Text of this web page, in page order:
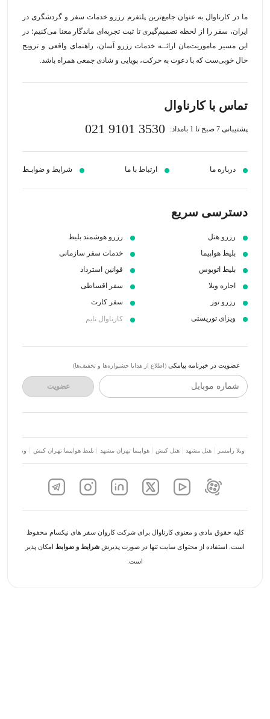
ما در کارناوال به عنوان جامع‌ترین پلتفرم رزرو خدمات سفر و گردشگری در
ایران، سفر را از لحظه‌ تصمیم‌گیری تا ثبت تجربه‌ای ماندگار معنا می‌کنیم؛ در
این مسیر‍ ماموریت‌مان اراﺋــﻪ خدمات رزرو آسان، راهنمای واقعی و ترویج
حال خوبی‌ست که با دعوت به حرکت، پویایی و شادی جمعی همراه باشد.
تماس با کارناوال
پشتیبانی 7 صبح تا 1 بامداد: 021 9101 3530
درباره ما ارتباط با ما شرایط و ضوابـط
دسترسی سریع
رزرو هتل
بلیط هواپیما
بلیط اتوبوس
اجاره ویلا
رزرو تور
ویزای توریستی
رزرو هوشمند بلیط
خدمات سفر سازمانی
قوانین استرداد
سفر اقساطی
سفر کارت
کارناوال تایم
عضویت در خبرنامه پیامکی (اطلاع از هدایا جشنواره‌ها و تخفیف‌ها)
شماره موبایل عضویت
ویلا رامسر هتل مشهد هتل کیش هواپیما تهران مشهد بلیط هواپیما تهران کیش ویلا شمال
کلیه حقوق مادی و معنوی کارناوال برای شرکت کاروان سفر های نیکسام محفوظ
است. استفاده از محتوای سایت تنها در صورت پذیرش شرایط و ضوابط امکان پذیر
است.